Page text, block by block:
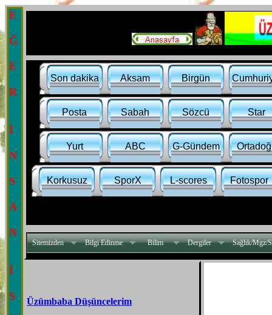
E
Ğ
E
R
İ
N
S
A
N
İ
S
Son dakika Aksam Birgün
Posta Sabah Sözcü Star
Yurt ABC G-Gündem
Korkusuz SporX L-scores Fotospor
Sitemizden Bilgi Edinme Bilim Dergiler Sağlık/Mgz/
Üzümbaba Düşüncelerim